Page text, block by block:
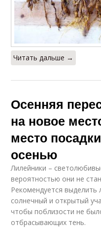
Читать дальше →
Осенняя
на новое
место
осенью
Лилейники –
вероятностью они не
Рекомендуется выделить
солнечный и открытый
чтобы поблизости не
отбрасывающих тень.